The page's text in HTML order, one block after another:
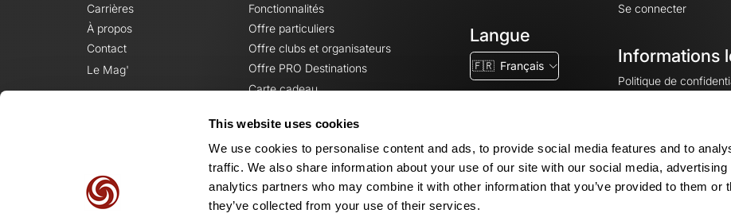
This website uses cookies
We use cookies to personalise content and ads, to provide social media features and to
traffic. We also share information about your use of our site with our social media, advertising
analytics partners who may combine it with other information that you’ve provided to them or
they’ve collected from your use of their services.
Carrières
À propos
Contact
Le Mag'
Fonctionnalités
Offre particuliers
Offre clubs et organisateurs
Offre PRO Destinations
Carte cadeau
Langue
🇫🇷 Français
Se connecter
Informations
Politique de
Mentions légales
Paramètres des